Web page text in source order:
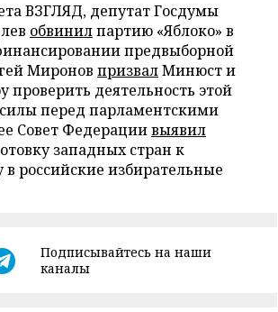
ВЗГЛЯД, депутат Госдумы
обвинилпартию «Яблоко» в
предвыборной
Миронов призвалМинюст и
проверить деятельность этой
перед парламентскими
Совет Федерациивыявил
западных стран к
российские избирательные
Подписывайтесь на наши
каналы